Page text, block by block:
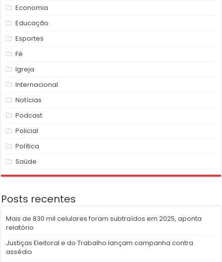
Economia
Educação
Esportes
Fé
Igreja
Internacional
Notícias
Podcast
Policial
Política
Saúde
Posts recentes
Mais de 830 mil celulares foram subtraídos em 2025, aponta
relatório
Justiças Eleitoral e do Trabalho lançam campanha contra
assédio